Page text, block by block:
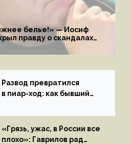
белье!» — Иосиф
правду о скандалах
экс-жены
Развод превратился
в пиар-ход: как бывший
популярной
«Грязь, ужас, в России все
плохо»: Гаврилов рад